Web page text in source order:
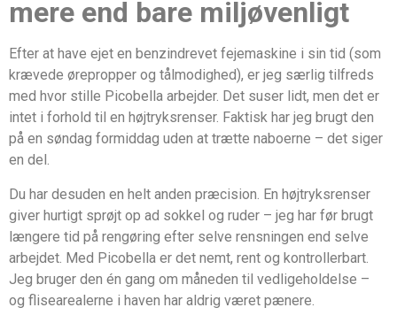
mere end bare miljøvenligt
Efter at have ejet en benzindrevet fejemaskine i sin tid (som
krævede ørepropper og tålmodighed), er jeg særlig tilfreds
med hvor stille Picobella arbejder. Det suser lidt, men det er
intet i forhold til en højtryksrenser. Faktisk har jeg brugt den
på en søndag formiddag uden at trætte naboerne – det siger
en del.
Du har desuden en helt anden præcision. En højtryksrenser
giver hurtigt sprøjt op ad sokkel og ruder – jeg har før brugt
længere tid på rengøring efter selve rensningen end selve
arbejdet. Med Picobella er det nemt, rent og kontrollerbart.
Jeg bruger den én gang om måneden til vedligeholdelse –
og flisearealerne i haven har aldrig været pænere.